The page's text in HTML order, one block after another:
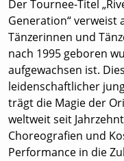
Der Tournee-Titel
Generation“ verweist
Tänzerinnen und
nach 1995 geboren
aufgewachsen ist.
leidenschaftlicher
trägt die Magie der
weltweit seit
Choreografien und
Performance in die